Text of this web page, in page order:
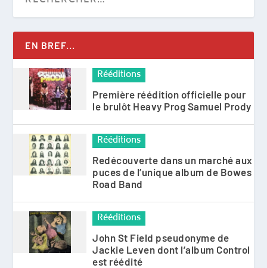
EN BREF...
Rééditions
Première réédition officielle pour
le brulôt Heavy Prog Samuel Prody
Rééditions
Redécouverte dans un marché aux
puces de l’unique album de Bowes
Road Band
Rééditions
John St Field pseudonyme de
Jackie Leven dont l’album Control
est réédité